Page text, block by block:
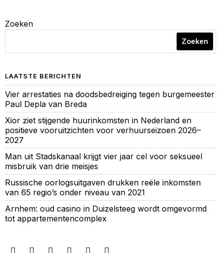
Zoeken
Zoeken
LAATSTE BERICHTEN
Vier arrestaties na doodsbedreiging tegen burgemeester
Paul Depla van Breda
Xior ziet stijgende huurinkomsten in Nederland en
positieve vooruitzichten voor verhuurseizoen 2026–
2027
Man uit Stadskanaal krijgt vier jaar cel voor seksueel
misbruik van drie meisjes
Russische oorlogsuitgaven drukken reële inkomsten
van 65 regio’s onder niveau van 2021
Arnhem: oud casino in Duizelsteeg wordt omgevormd
tot appartementencomplex